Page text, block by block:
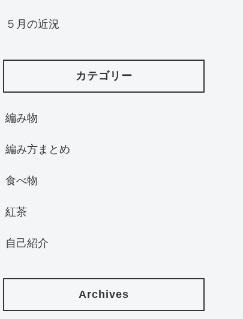
５月の近況
カテゴリー
編み物
編み方まとめ
食べ物
紅茶
自己紹介
Archives